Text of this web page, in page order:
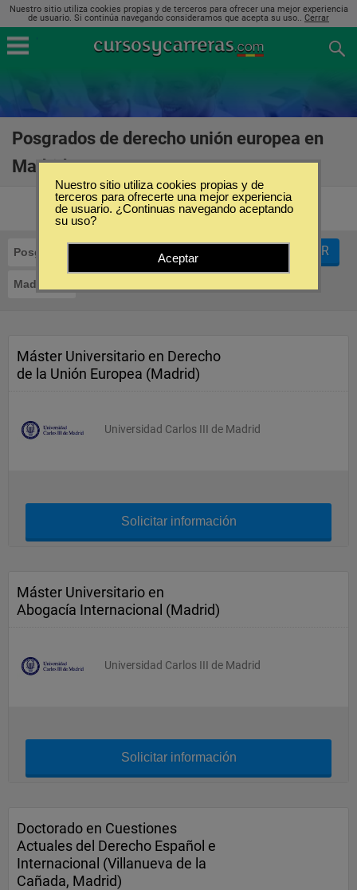
Nuestro sitio utiliza cookies propias y de terceros para ofrecer una mejor experiencia
de usuario. Si continúa navegando consideramos que acepta su uso.. Cerrar
Posgrados de derecho unión europea en
Madrid
Posgrados Derecho Unión Europea
Madrid
FILTRAR
Máster Universitario en Derecho
de la Unión Europea (Madrid)
Universidad Carlos III de Madrid
Solicitar información
Máster Universitario en
Abogacía Internacional (Madrid)
Universidad Carlos III de Madrid
Solicitar información
Doctorado en Cuestiones
Actuales del Derecho Español e
Internacional (Villanueva de la
Cañada, Madrid)
Nuestro sitio utiliza cookies propias y de
terceros para ofrecerte una mejor experiencia
de usuario. ¿Continuas navegando aceptando
su uso?
Aceptar